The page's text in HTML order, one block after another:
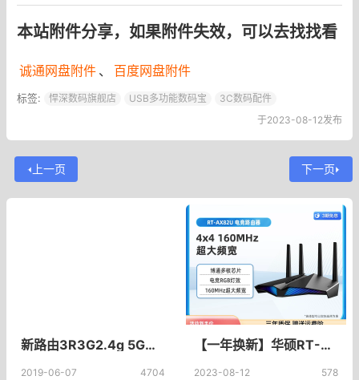
本站附件分享，如果附件失效，可以去找找看
诚通网盘附件 、 百度网盘附件
标签: 悍深数码旗舰店 USB多功能数码宝
3C数码配件
于2023-08-12发布
上一页 下一页
新路由3R3G2.4g 5G带宽问题对比！新路由3newifi D2和小米mi R3G对比
2019-06-07 4704
【一年换新】华硕RT-AX82U V2升级版 AP功能 中央电竞路由器 RGB灯效 家用千兆 网易uu加速 双频无线 5400M_ASUS华硕旗舰店_网络设备/网络相关
2023-08-12 578